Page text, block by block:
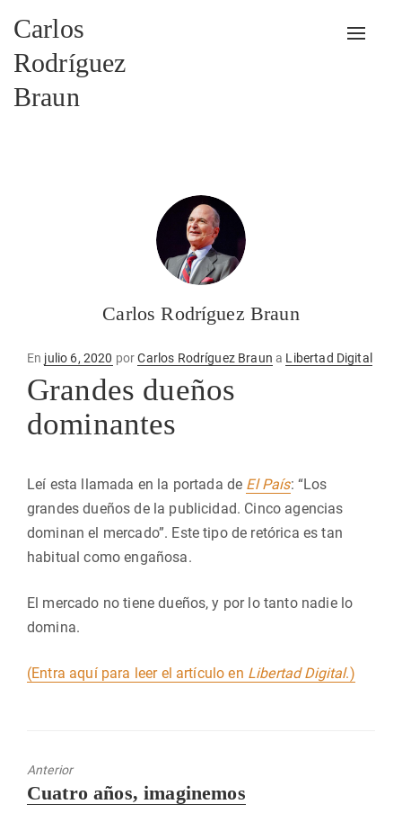
Carlos
Rodríguez
Braun
Carlos Rodríguez Braun
En Publicado
en
julio 6, 2020 porCarlos Rodríguez Braun a Libertad Digital
Grandes dueños
dominantes
Leí esta llamada en la portada de El País: “Los
grandes dueños de la publicidad. Cinco agencias
dominan el mercado”. Este tipo de retórica es tan
habitual como engañosa.
El mercado no tiene dueños, y por lo tanto nadie lo
domina.
(Entra aquí para leer el artículo en Libertad Digital.)
Anterior
Entrada
Cuatro años, imaginemos